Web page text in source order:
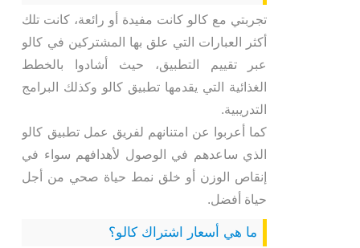
تجربتي مع كالو كانت مفيدة أو رائعة، كانت تلك
أكثر العبارات التي علق بها المشتركين في كالو
عبر تقييم التطبيق، حيث أشادوا بالخطط
الغذائية التي يقدمها تطبيق كالو وكذلك البرامج
التدريبية.
كما أعربوا عن امتنانهم لفريق عمل تطبيق كالو
الذي ساعدهم في الوصول لأهدافهم سواء في
إنقاص الوزن أو خلق نمط حياة صحي من أجل
حياة أفضل.
ما هي أسعار اشتراك كالو؟